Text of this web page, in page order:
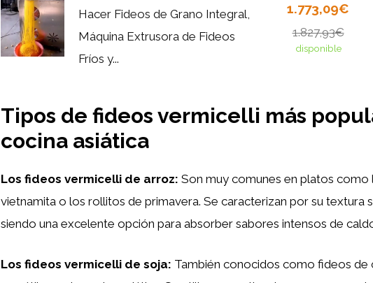
Hacer Fideos de Grano Integral,
Máquina Extrusora de Fideos
Fríos y...
1.773,09€
1.827,93€
disponible
Tipos de fideos vermicelli más
cocina asiática
Los fideos vermicelli de arroz: Son muy comunes en platos como
vietnamita o los rollitos de primavera. Se caracterizan por su textura
siendo una excelente opción para absorber sabores intensos de
Los fideos vermicelli de soja: También conocidos como fideos de